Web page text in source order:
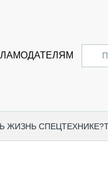
ЖИЗНЬ СПЕЦТЕХНИКЕ?